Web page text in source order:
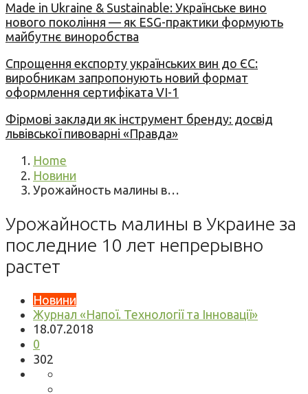
Made in Ukraine & Sustainable: Українське вино
нового покоління — як ESG-практики формують
майбутнє виноробства
Спрощення експорту українських вин до ЄС:
виробникам запропонують новий формат
оформлення сертифіката VI-1
Фірмові заклади як інструмент бренду: досвід
львівської пивоварні «Правда»
Home
Новини
Урожайность малины в…
Урожайность малины в Украине за
последние 10 лет непрерывно
растет
Новини
Журнал «Напої. Технології та Інновації»
18.07.2018
0
302